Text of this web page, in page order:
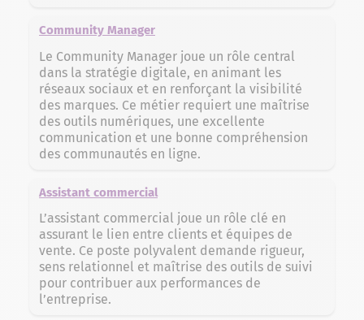
Community Manager
Le Community Manager joue un rôle central
dans la stratégie digitale, en animant les
réseaux sociaux et en renforçant la visibilité
des marques. Ce métier requiert une maîtrise
des outils numériques, une excellente
communication et une bonne compréhension
des communautés en ligne.
Assistant commercial
L’assistant commercial joue un rôle clé en
assurant le lien entre clients et équipes de
vente. Ce poste polyvalent demande rigueur,
sens relationnel et maîtrise des outils de suivi
pour contribuer aux performances de
l’entreprise.